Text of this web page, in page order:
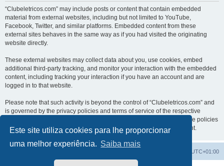
Este site utiliza cookies para lhe proporcionar
uma melhor experiência. Saiba mais
“Clubeletricos.com” may include posts or content that contain embedded
material from external websites, including but not limited to YouTube,
Facebook, Twitter, and similar platforms. Embedded content from these
external sites behaves in the same way as if you had visited the originating
website directly.
These external websites may collect data about you, use cookies, embed
additional third-party tracking, and monitor your interaction with the embedded
content, including tracking your interaction if you have an account and are
logged in to that website.
Please note that such activity is beyond the control of “Clubeletricos.com” and
is governed by the privacy policies and terms of service of the respective
external websites. We encourage you to review the privacy and cookie policies
of any third-party services you interact with through embedded content.
UTC+01:00